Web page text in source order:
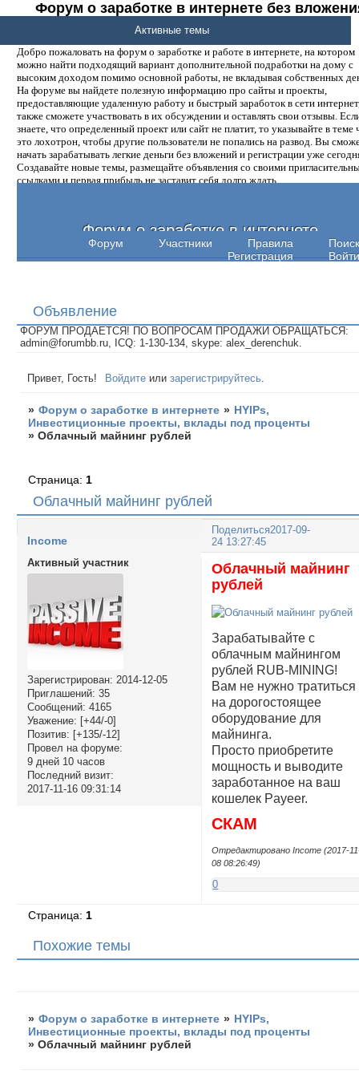
Форум о заработке в интернете без
денег.
Добро пожаловать на форум о заработке и работе в интернете, на котором
можно найти подходящий вариант дополнительной подработки на дому с
высоким доходом помимо основной работы, не вкладывая собственных
На форуме вы найдете полезную информацию про сайты и проекты,
предоставляющие удаленную работу и быстрый заработок в сети
также сможете участвовать в их обсуждении и оставлять свои отзывы.
знаете, что определенный проект или сайт не платит, то указывайте в теме
это лохотрон, чтобы другие пользователи не попались на развод. Вы
начать зарабатывать легкие деньги без вложений и регистрации уже
Создавайте новые темы, размещайте объявления со своими
ссылками и первая прибыль не заставит себя долго ждать.
Форум о заработке в интернете
Форум Участники Правила
Поиск
Регистрация
Войти
Активные темы
Объявление
ФОРУМ ПРОДАЕТСЯ! ПО ВОПРОСАМ ПРОДАЖИ ОБРАЩАТЬСЯ:
admin@forumbb.ru, ICQ: 1-130-134, skype: alex_derenchuk.
Привет, Гость! Войдите илизарегистрируйтесь
» Форум о заработке в интернете » HYIPs,
Инвестиционные проекты, вклады под проценты
»Облачный майнинг рублей
Облачный майнинг рублей
Страница: 1
Поделиться2017-09-
24 13:27:45
Income
Активный участник
Зарегистрирован: 2014-12-05
Приглашений: 35
Сообщений: 4165
Уважение: [+44/-0]
Позитив: [+135/-12]
Провел на форуме:
9 дней 10 часов
Последний визит:
2017-11-16 09:31:14
Облачный майнинг
рублей
Зарабатывайте с
облачным майнингом
рублей RUB-MINING!
Вам не нужно тратиться
на дорогостоящее
оборудование для
майнинга.
Просто приобретите
мощность и выводите
заработанное на ваш
кошелек Payeer.
СКАМ
Отредактировано Income (2017-
08 08:26:49)
0
Страница:1
Похожие темы
» Форум о заработке в интернете » HYIPs,
Инвестиционные проекты, вклады под проценты
»Облачный майнинг рублей